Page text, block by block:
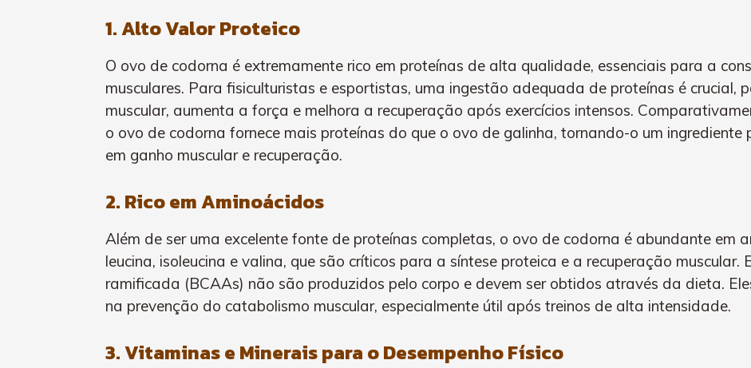
1. Alto Valor Proteico
O ovo de codorna é extremamente rico em proteínas de alta qualidade, essenciais para a
musculares. Para fisiculturistas e esportistas, uma ingestão adequada de proteínas é crucial,
muscular, aumenta a força e melhora a recuperação após exercícios intensos.
o ovo de codorna fornece mais proteínas do que o ovo de galinha, tornando-o um
em ganho muscular e recuperação.
2. Rico em Aminoácidos
Além de ser uma excelente fonte de proteínas completas, o ovo de codorna é abundante em
leucina, isoleucina e valina, que são críticos para a síntese proteica e a recuperação muscular.
ramificada (BCAAs) não são produzidos pelo corpo e devem ser obtidos através da dieta.
na prevenção do catabolismo muscular, especialmente útil após treinos de alta intensidade.
3. Vitaminas e Minerais para o Desempenho Físico